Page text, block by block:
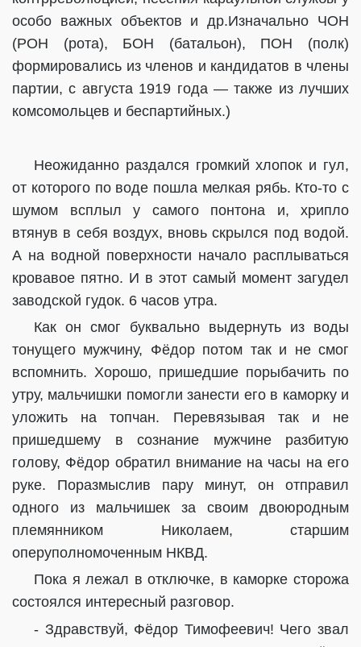
особо важных объектов и др.Изначально ЧОН
(РОН (рота), БОН (батальон), ПОН (полк)
формировались из членов и кандидатов в члены
партии, с августа 1919 года — также из лучших
комсомольцев и беспартийных.)
Неожиданно раздался громкий хлопок и гул,
от которого по воде пошла мелкая рябь. Кто-то с
шумом всплыл у самого понтона и, хрипло
втянув в себя воздух, вновь скрылся под водой.
А на водной поверхности начало расплываться
кровавое пятно. И в этот самый момент загудел
заводской гудок. 6 часов утра.
Как он смог буквально выдернуть из воды
тонущего мужчину, Фёдор потом так и не смог
вспомнить. Хорошо, пришедшие порыбачить по
утру, мальчишки помогли занести его в каморку и
уложить на топчан. Перевязывая так и не
пришедшему в сознание мужчине разбитую
голову, Фёдор обратил внимание на часы на его
руке. Поразмыслив пару минут, он отправил
одного из мальчишек за своим двоюродным
племянником Николаем, старшим
оперуполномоченным НКВД.
Пока я лежал в отключке, в каморке сторожа
состоялся интересный разговор.
- Здравствуй, Фёдор Тимофеевич! Чего звал